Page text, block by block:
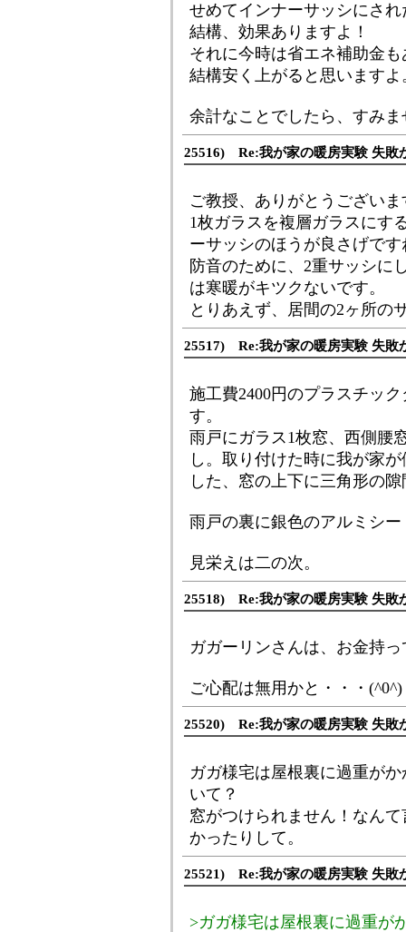
せめてインナーサッシにさ
結構、効果ありますよ！
それに今時は省エネ補助金
結構安く上がると思いますよ
余計なことでしたら、すみ
25516) Re:我が家の暖房実験 失敗
ご教授、ありがとうございま
1枚ガラスを複層ガラスにす
ーサッシのほうが良さげです
防音のために、2重サッシに
は寒暖がキツクないです。
とりあえず、居間の2ヶ所の
25517) Re:我が家の暖房実験 失敗
施工費2400円のプラスチッ
す。
雨戸にガラス1枚窓、西側腰
し。取り付けた時に我が家
した、窓の上下に三角形の
雨戸の裏に銀色のアルミシ
見栄えは二の次。
25518) Re:我が家の暖房実験 失敗
ガガーリンさんは、お金持
ご心配は無用かと・・・(^0^)
25520) Re:我が家の暖房実験 失敗
ガガ様宅は屋根裏に過重が
いて？
窓がつけられません！なん
かったりして。
25521) Re:我が家の暖房実験 失敗
>ガガ様宅は屋根裏に過重が